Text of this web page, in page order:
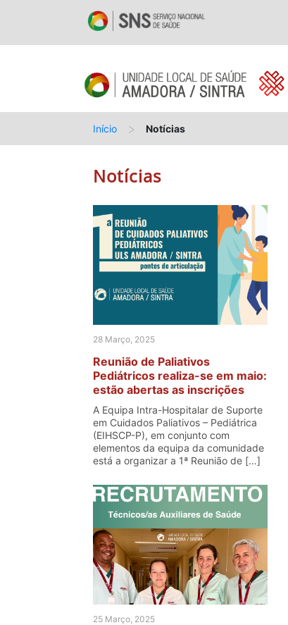
Início > Notícias
Notícias
28 Março, 2025
Reunião de Paliativos
Pediátricos realiza-se em maio:
estão abertas as inscrições
A Equipa Intra-Hospitalar de Suporte
em Cuidados Paliativos – Pediátrica
(EIHSCP-P), em conjunto com
elementos da equipa da comunidade
está a organizar a 1ª Reunião de […]
25 Março, 2025